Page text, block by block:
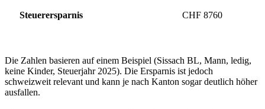
Steuerersparnis CHF 8760
Die Zahlen basieren auf einem Beispiel (Sissach BL, Mann, ledig,
keine Kinder, Steuerjahr 2025). Die Ersparnis ist jedoch
schweizweit relevant und kann je nach Kanton sogar deutlich höher
ausfallen.